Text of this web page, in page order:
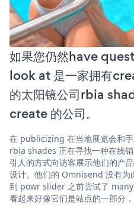
如果您仍然have
look at 是一家拥有
的太阳镜公司rbia
create 的公司。
在 publicizing 在当地展览会和手
rbia shades 正在寻找一种在线
引人的方式向访客展示他们的产
设计。他们的 Omnisend 没有为
到 powr slider 之前尝试了
看起来好像它们是站点的一部分